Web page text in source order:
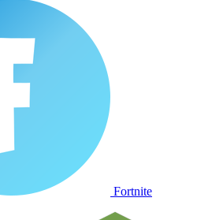
Fortnite